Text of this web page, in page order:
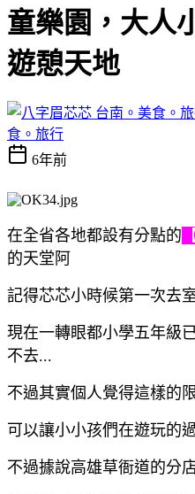
童樂園，大人
遊憩天地
食。旅行
6年前
在全省各地都設有分點的
的天堂阿
記得芯芯小時候第一次去
現在一轉眼都小學五年級
不去...
不過其實個人覺得這樣的
可以讓小小孩們在遊玩的
不過據說高雄草衙道的分